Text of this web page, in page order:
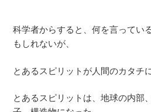
科学者からすると、何を言ってい
もしれないが、
とあるスピリットが人間のカタチ
とあるスピリットは、地球の内部